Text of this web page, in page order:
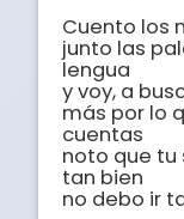
Cuento los
junto las
lengua
y voy, a
más por lo
cuentas
noto que tu
tan bien
no debo ir